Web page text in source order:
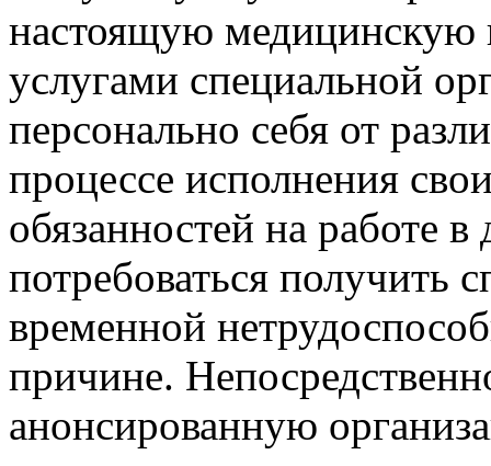
настоящую медицинскую
услугами специальной
персонально себя от
процессе исполнения
обязанностей на работе
потребоваться получить
временной
причине.
анонсированную